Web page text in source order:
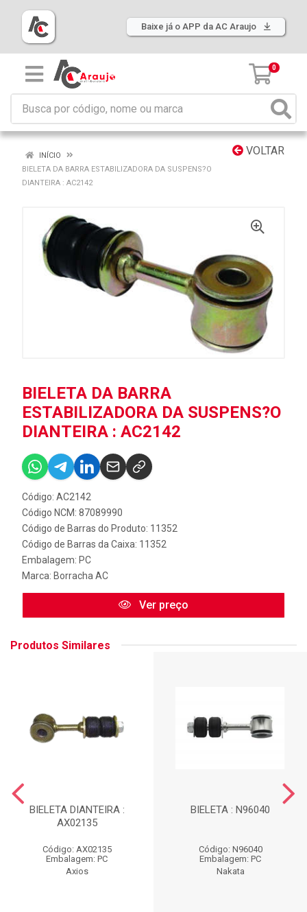
Baixe já o APP da AC Araujo
0
VOLTAR
INÍCIO
BIELETA DA BARRA ESTABILIZADORA DA SUSPENS?O
DIANTEIRA : AC2142
BIELETA DA BARRA
ESTABILIZADORA DA SUSPENS?O
DIANTEIRA : AC2142
Código: AC2142
Código NCM: 87089990
Código de Barras do Produto: 11352
Código de Barras da Caixa: 11352
Embalagem: PC
Marca: Borracha AC
Ver preço
Produtos Similares
BIELETA DIANTEIRA :
AX02135
Código: AX02135
Embalagem: PC
Axios
BIELETA : N96040
Código: N96040
Embalagem: PC
Nakata